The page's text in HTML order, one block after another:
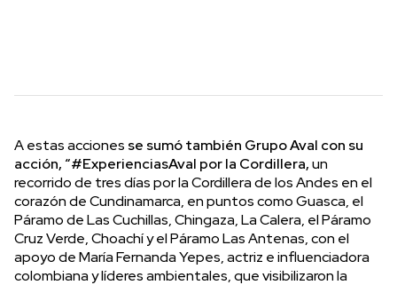
A estas acciones se sumó también Grupo Aval con su
acción, “#ExperienciasAval por la Cordillera,un
recorrido de tres días por la Cordillera de los Andes en el
corazón de Cundinamarca, en puntos como Guasca, el
Páramo de Las Cuchillas, Chingaza, La Calera, el Páramo
Cruz Verde, Choachí y el Páramo Las Antenas, con el
apoyo de María Fernanda Yepes, actriz e influenciadora
colombiana y líderes ambientales, que visibilizaron la